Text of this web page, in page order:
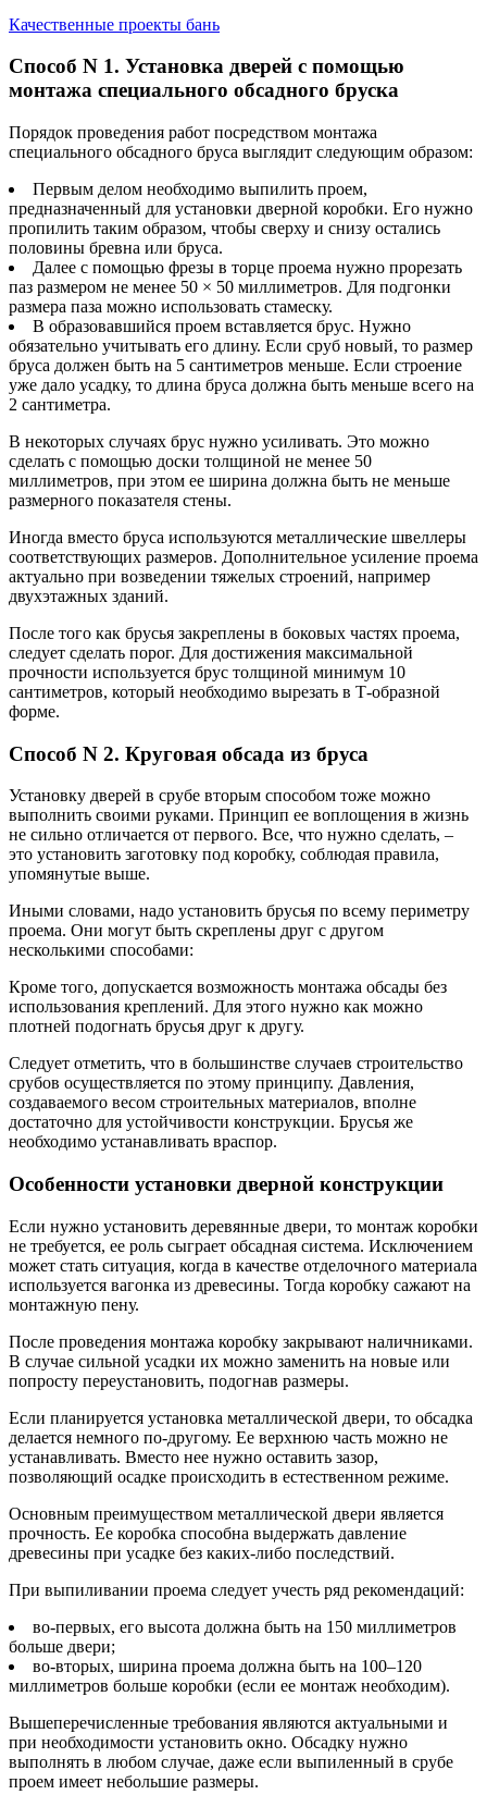
Качественные проекты бань
Способ N 1. Установка дверей с помощью
монтажа специального обсадного бруска
Порядок проведения работ посредством монтажа
специального обсадного бруса выглядит следующим образом:
Первым делом необходимо выпилить проем,
предназначенный для установки дверной коробки. Его нужно
пропилить таким образом, чтобы сверху и снизу остались
половины бревна или бруса.
Далее с помощью фрезы в торце проема нужно прорезать
паз размером не менее 50 × 50 миллиметров. Для подгонки
размера паза можно использовать стамеску.
В образовавшийся проем вставляется брус. Нужно
обязательно учитывать его длину. Если сруб новый, то размер
бруса должен быть на 5 сантиметров меньше. Если строение
уже дало усадку, то длина бруса должна быть меньше всего на
2 сантиметра.
В некоторых случаях брус нужно усиливать. Это можно
сделать с помощью доски толщиной не менее 50
миллиметров, при этом ее ширина должна быть не меньше
размерного показателя стены.
Иногда вместо бруса используются металлические швеллеры
соответствующих размеров. Дополнительное усиление проема
актуально при возведении тяжелых строений, например
двухэтажных зданий.
После того как брусья закреплены в боковых частях проема,
следует сделать порог. Для достижения максимальной
прочности используется брус толщиной минимум 10
сантиметров, который необходимо вырезать в Т-образной
форме.
Способ N 2. Круговая обсада из бруса
Установку дверей в срубе вторым способом тоже можно
выполнить своими руками. Принцип ее воплощения в жизнь
не сильно отличается от первого. Все, что нужно сделать, –
это установить заготовку под коробку, соблюдая правила,
упомянутые выше.
Иными словами, надо установить брусья по всему периметру
проема. Они могут быть скреплены друг с другом
несколькими способами:
Кроме того, допускается возможность монтажа обсады без
использования креплений. Для этого нужно как можно
плотней подогнать брусья друг к другу.
Следует отметить, что в большинстве случаев строительство
срубов осуществляется по этому принципу. Давления,
создаваемого весом строительных материалов, вполне
достаточно для устойчивости конструкции. Брусья же
необходимо устанавливать враспор.
Особенности установки дверной конструкции
Если нужно установить деревянные двери, то монтаж коробки
не требуется, ее роль сыграет обсадная система. Исключением
может стать ситуация, когда в качестве отделочного материала
используется вагонка из древесины. Тогда коробку сажают на
монтажную пену.
После проведения монтажа коробку закрывают наличниками.
В случае сильной усадки их можно заменить на новые или
попросту переустановить, подогнав размеры.
Если планируется установка металлической двери, то обсадка
делается немного по-другому. Ее верхнюю часть можно не
устанавливать. Вместо нее нужно оставить зазор,
позволяющий осадке происходить в естественном режиме.
Основным преимуществом металлической двери является
прочность. Ее коробка способна выдержать давление
древесины при усадке без каких-либо последствий.
При выпиливании проема следует учесть ряд рекомендаций:
во-первых, его высота должна быть на 150 миллиметров
больше двери;
во-вторых, ширина проема должна быть на 100–120
миллиметров больше коробки (если ее монтаж необходим).
Вышеперечисленные требования являются актуальными и
при необходимости установить окно. Обсадку нужно
выполнять в любом случае, даже если выпиленный в срубе
проем имеет небольшие размеры.